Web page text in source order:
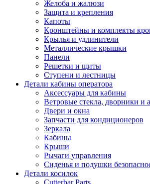
Желоба и жалюзи
Защита и крепления
Капоты
Кронштейны и комплекты
Крылья и удлинители
Металлические крышки
Панели
Решетки и щиты
Ступени и лестницы
Детали кабины оператора
Аксессуары для кабины
Ветровые стекла, дворники и
Двери и окна
Запчасти для кондиционеров
Зеркала
Кабины
Крыши
Рычаги управления
Сиденья и подушки
Детали косилок